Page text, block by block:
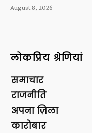
August 8, 2026
लोकप्रिय श्रेणियां
समाचार
राजनीति
अपना ज़िला
कारोबार